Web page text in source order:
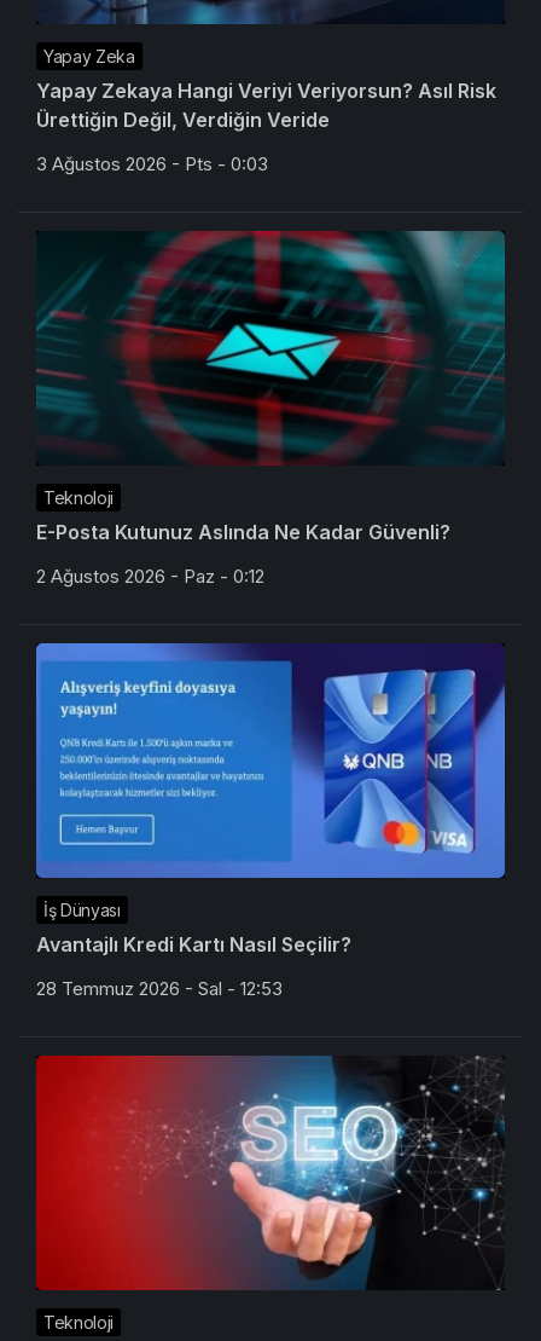
Yapay Zeka
Yapay Zekaya Hangi Veriyi Veriyorsun? Asıl Risk
Ürettiğin Değil, Verdiğin Veride
3 Ağustos 2026 - Pts - 0:03
Teknoloji
E-Posta Kutunuz Aslında Ne Kadar Güvenli?
2 Ağustos 2026 - Paz - 0:12
İş Dünyası
Avantajlı Kredi Kartı Nasıl Seçilir?
28 Temmuz 2026 - Sal - 12:53
Teknoloji